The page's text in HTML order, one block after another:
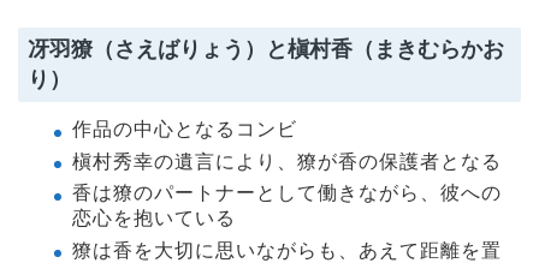
冴羽獠（さえばりょう）と槇村香（まきむらかお
り）
作品の中心となるコンビ
槇村秀幸の遺言により、獠が香の保護者となる
香は獠のパートナーとして働きながら、彼への
恋心を抱いている
獠は香を大切に思いながらも、あえて距離を置